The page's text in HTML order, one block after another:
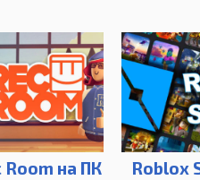
Room на ПК Roblox